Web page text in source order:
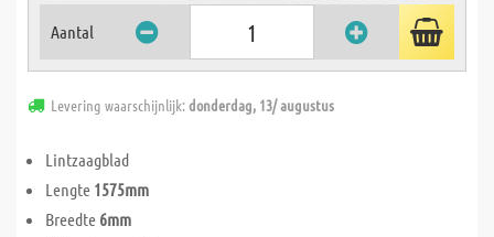
Aantal
Levering waarschijnlijk:donderdag, 13/ augustus
Lintzaagblad
Lengte 1575mm
Breedte 6mm